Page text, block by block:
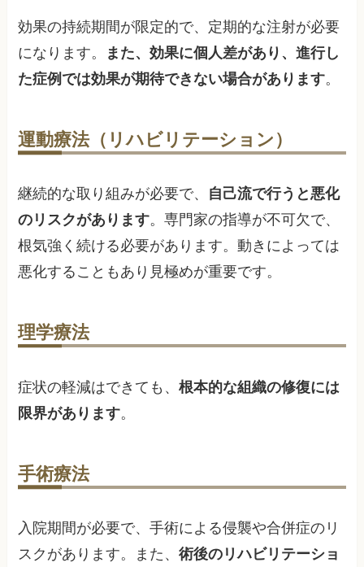
効果の持続期間が限定的で、定期的な注射が必要
になります。
また、効果に個人差があり、進行し
た症例では効果が期待できない場合があります。
運動療法（リハビリテーション）
継続的な取り組みが必要で、 自己流で行うと悪化
のリスクがあります。専門家の指導が不可欠で、
根気強く続ける必要があります。動きによっては
悪化することもあり見極めが重要です。
理学療法
症状の軽減はできても、根本的な組織の修復には
限界があります。
手術療法
入院期間が必要で、手術による侵襲や合併症のリ
スクがあります。また、術後のリハビリテーショ